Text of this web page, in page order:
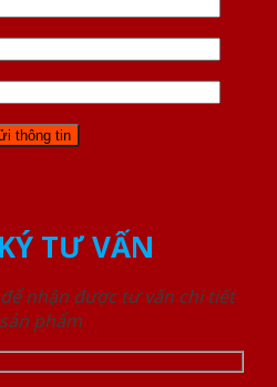
TƯ VẤN
nhận được tư vấn chi tiết
phẩm